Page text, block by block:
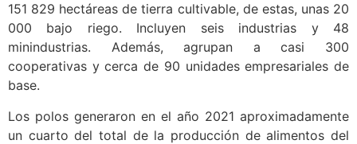
151 829 hectáreas de tierra cultivable, de estas, unas 20
000 bajo riego. Incluyen seis industrias y 48
minindustrias. Además, agrupan a casi 300
cooperativas y cerca de 90 unidades empresariales de
base.
Los polos generaron en el año 2021 aproximadamente
un cuarto del total de la producción de alimentos del